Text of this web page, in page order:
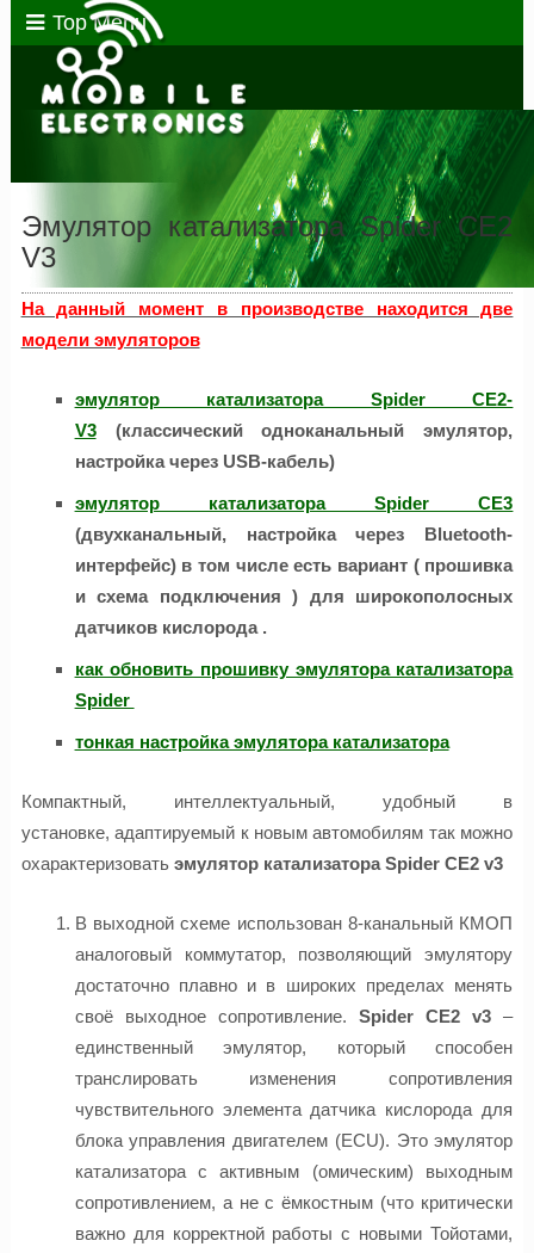
Top Menu
Эмулятор катализатора Spider CE2
V3
На данный момент в производстве находится две
модели эмуляторов
эмулятор катализатора Spider CE2-
V3(классический одноканальный эмулятор,
настройка через USB-кабель)
эмулятор катализатора Spider CE3
(двухканальный, настройка через Bluetooth-
интерфейс) в том числе есть вариант ( прошивка
и схема подключения ) для широкополосных
датчиков кислорода .
как обновить прошивку эмулятора катализатора
Spider
тонкая настройка эмулятора катализатора
Компактный, интеллектуальный, удобный в
установке, адаптируемый к новым автомобилям так можно
охарактеризовать эмулятор катализатора Spider CE2 v3
В выходной схеме использован 8-канальный КМОП
аналоговый коммутатор, позволяющий эмулятору
достаточно плавно и в широких пределах менять
своё выходное сопротивление. Spider CE2 v3 –
единственный эмулятор, который способен
транслировать изменения сопротивления
чувствительного элемента датчика кислорода для
блока управления двигателем (ECU). Это эмулятор
катализатора с активным (омическим) выходным
сопротивлением, а не с ёмкостным (что критически
важно для корректной работы с новыми Тойотами,